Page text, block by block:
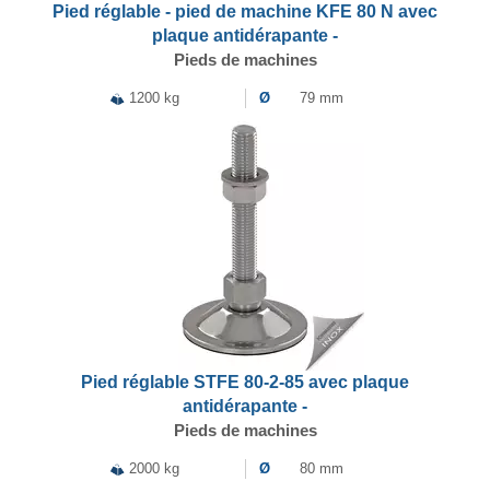
Pied réglable - pied de machine KFE 80 N avec
plaque antidérapante -
Pieds de machines
1200 kg Ø 79 mm
Pied réglable STFE 80-2-85 avec plaque
antidérapante -
Pieds de machines
2000 kg Ø 80 mm